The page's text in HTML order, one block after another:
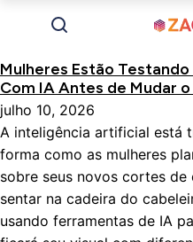
Mulheres Estão
Com IA Antes de Mudar o
julho 10, 2026
A inteligência artificial está
forma como as mulheres
sobre seus novos cortes de
sentar na cadeira do
usando ferramentas de IA